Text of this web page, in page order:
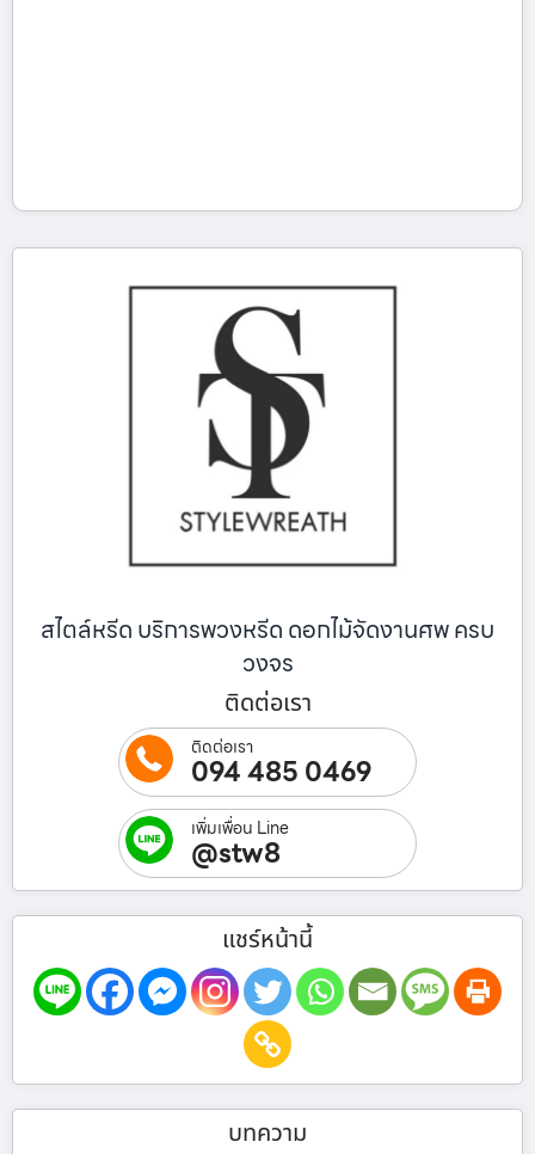
สไตล์หรีด บริการพวงหรีด ดอกไม้จัดงานศพ ครบ
วงจร
ติดต่อเรา
ติดต่อเรา
094 485 0469
เพิ่มเพื่อน Line
@stw8
แชร์หน้านี้
บทความ